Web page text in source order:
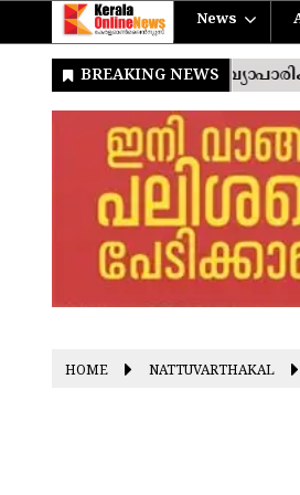
News
HOME NATTUVARTHAKAL